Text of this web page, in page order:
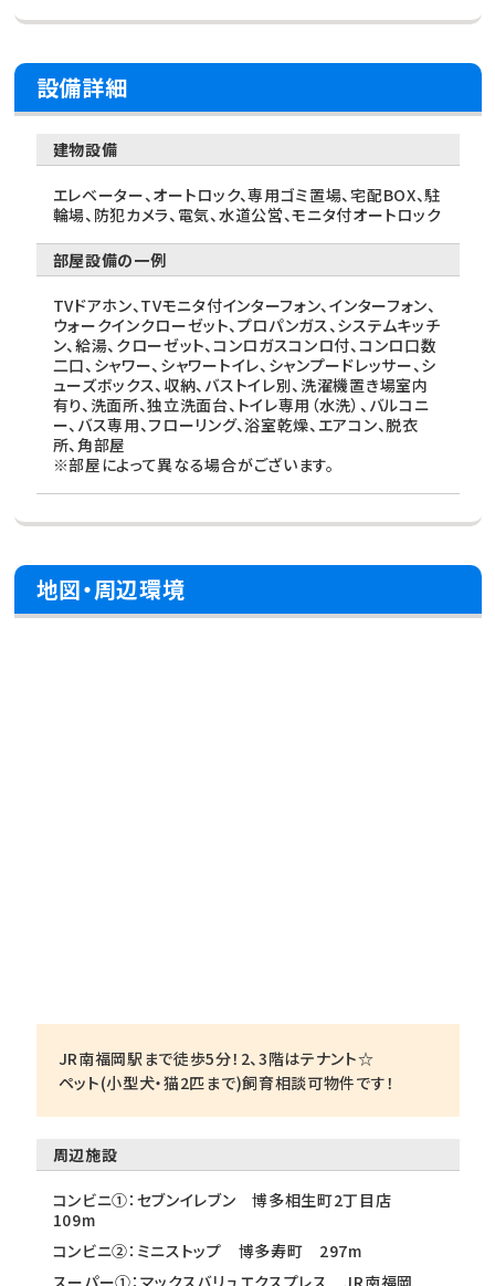
設備詳細
建物設備
エレベーター、オートロック、専用ゴミ置場、宅配BOX、駐
輪場、防犯カメラ、電気、水道公営、モニタ付オートロック
部屋設備の一例
TVドアホン、TVモニタ付インターフォン、インターフォン、
ウォークインクローゼット、プロパンガス、システムキッチ
ン、給湯、クローゼット、コンロガスコンロ付、コンロ口数
二口、シャワー、シャワートイレ、シャンプードレッサー、シ
ューズボックス、収納、バストイレ別、洗濯機置き場室内
有り、洗面所、独立洗面台、トイレ専用（水洗）、バルコニ
ー、バス専用、フローリング、浴室乾燥、エアコン、脱衣
所、角部屋
※部屋によって異なる場合がございます。
地図・周辺環境
JR南福岡駅まで徒歩5分！2、3階はテナント☆
ペット(小型犬・猫2匹まで)飼育相談可物件です！
周辺施設
コンビニ①：セブンイレブン 博多相生町2丁目店
109m
コンビニ②：ミニストップ 博多寿町 297m